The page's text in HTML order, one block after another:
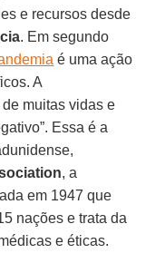
e recursos desde
. Em segundo
é uma ação
A
muitas vidas e
Essa é a
, a
em 1947 que
nações e trata da
e éticas.